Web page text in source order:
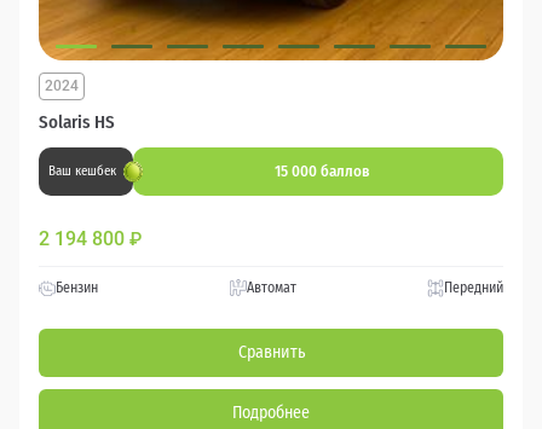
Solaris HS
2024
Ваш кешбек 15 000 баллов
2 194 800 ₽
Бензин Автомат Передний
Сравнить
Подробнее